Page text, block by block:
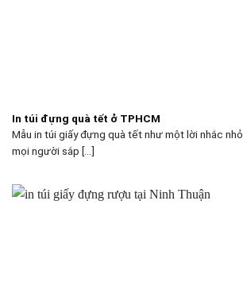
In túi đựng quà tết ở TPHCM
Mẫu in túi giấy đựng quà tết như một lời nhắc nhỏ
mọi người sắp [...]